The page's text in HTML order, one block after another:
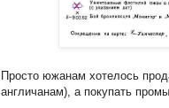
Просто южанам хотелось
англичанам), а покупать